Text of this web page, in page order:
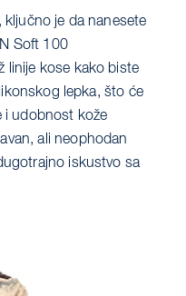
je da nanesete
Soft 100
​​linije kose kako biste
lepka, što će
i udobnost kože
ali neophodan
iskustvo sa